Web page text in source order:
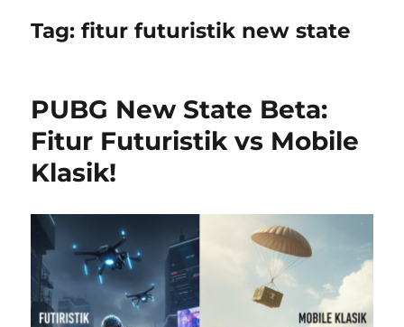
Tag:fitur futuristik new state
PUBG New State Beta:
Fitur Futuristik vs Mobile
Klasik!